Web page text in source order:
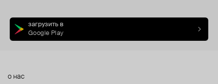
загрузить в
Google Play
о нас